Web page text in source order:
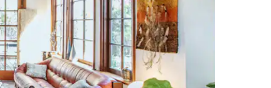
cima e para baixo do teclado ou tocando e deslizando o dedo na tela.